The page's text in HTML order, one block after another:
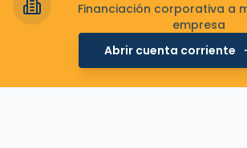
Financiación corporativa a
empresa
Abrir cuenta corriente